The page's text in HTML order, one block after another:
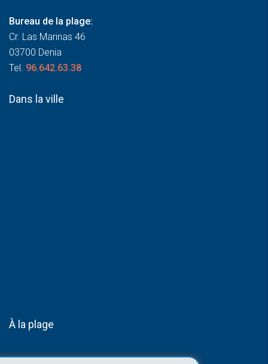
Bureau de la plage:
Cr. Las Marinas 46
03700 Denia
Tel. 96.642.63.38
Dans la ville
À la plage